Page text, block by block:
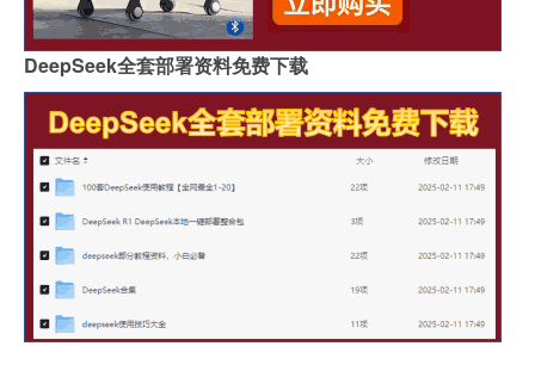
DeepSeek全套部署资料免费下载